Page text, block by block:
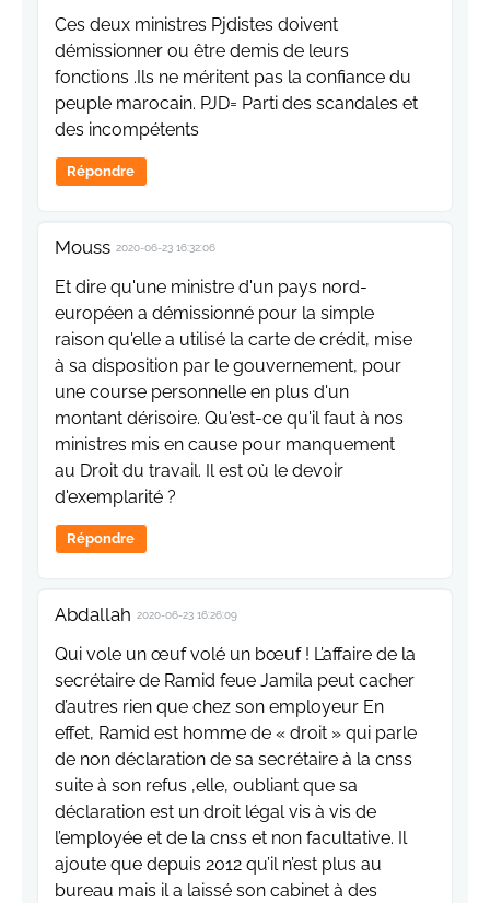
Ces deux ministres Pjdistes doivent
démissionner ou être demis de leurs
fonctions .Ils ne méritent pas la confiance du
peuple marocain. PJD= Parti des scandales et
des incompétents
Répondre
Mouss 2020-06-23 16:32:06
Et dire qu'une ministre d'un pays nord-
européen a démissionné pour la simple
raison qu'elle a utilisé la carte de crédit, mise
à sa disposition par le gouvernement, pour
une course personnelle en plus d'un
montant dérisoire. Qu'est-ce qu'il faut à nos
ministres mis en cause pour manquement
au Droit du travail. Il est où le devoir
d'exemplarité ?
Répondre
Abdallah 2020-06-23 16:26:09
Qui vole un œuf volé un bœuf ! L’affaire de la
secrétaire de Ramid feue Jamila peut cacher
d’autres rien que chez son employeur En
effet, Ramid est homme de « droit » qui parle
de non déclaration de sa secrétaire à la cnss
suite à son refus ,elle, oubliant que sa
déclaration est un droit légal vis à vis de
l’employée et de la cnss et non facultative. Il
ajoute que depuis 2012 qu’il n’est plus au
bureau mais il a laissé son cabinet à des